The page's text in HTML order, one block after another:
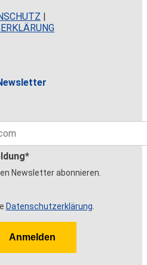
Newsletter abonnieren.
Datenschutzerklärung.
Anmelden